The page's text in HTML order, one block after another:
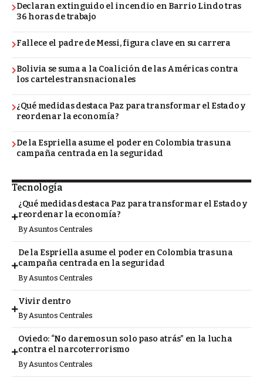
Declaran extinguido el incendio en Barrio Lindo tras
36 horas de trabajo
Fallece el padre de Messi, figura clave en su carrera
Bolivia se suma a la Coalición de las Américas contra
los carteles transnacionales
¿Qué medidas destaca Paz para transformar el Estado y
reordenar la economía?
De la Espriella asume el poder en Colombia tras una
campaña centrada en la seguridad
Tecnología
¿Qué medidas destaca Paz para transformar el Estado y
reordenar la economía?
ByAsuntos Centrales
De la Espriella asume el poder en Colombia tras una
campaña centrada en la seguridad
By Asuntos Centrales
Vivir dentro
ByAsuntos Centrales
Oviedo: “No daremos un solo paso atrás” en la lucha
contra el narcoterrorismo
ByAsuntos Centrales